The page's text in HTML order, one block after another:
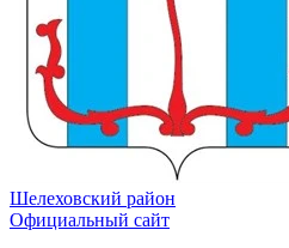
Шелеховский район
Официальный сайт